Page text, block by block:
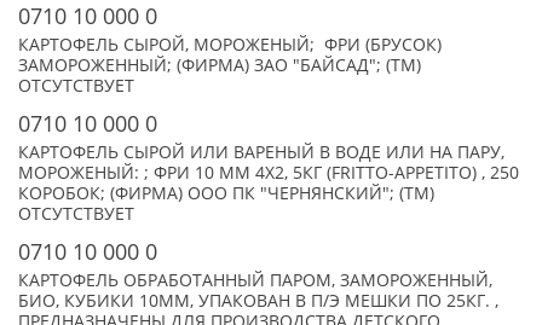
0710 10 000 0
КАРТОФЕЛЬ СЫРОЙ, МОРОЖЕНЫЙ; ФРИ (БРУСОК)
ЗАМОРОЖЕННЫЙ; (ФИРМА) ЗАО "БАЙСАД"; (TM)
ОТСУТСТВУЕТ
0710 10 000 0
КАРТОФЕЛЬ СЫРОЙ ИЛИ ВАРЕНЫЙ В ВОДЕ ИЛИ НА ПАРУ,
МОРОЖЕНЫЙ: ; ФРИ 10 ММ 4Х2, 5КГ (FRITTO-APPETITO) , 250
КОРОБОК; (ФИРМА) ООО ПК "ЧЕРНЯНСКИЙ"; (TM)
ОТСУТСТВУЕТ
0710 10 000 0
КАРТОФЕЛЬ ОБРАБОТАННЫЙ ПАРОМ, ЗАМОРОЖЕННЫЙ,
БИО, КУБИКИ 10ММ, УПАКОВАН В П/Э МЕШКИ ПО 25КГ. ,